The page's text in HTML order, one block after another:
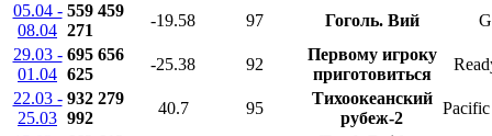
05.04 -
08.04
559 459
271
-19.58 97 Гоголь. Вий
29.03 -
01.04
695 656
625
-25.38 92
Первому игроку
приготовиться
22.03 -
25.03
932 279
992
40.7 95
Тихоокеанский
рубеж-2